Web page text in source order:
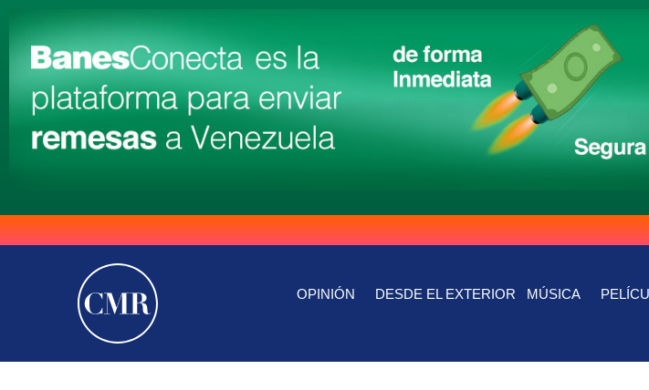
OPINIÓN DESDE EL EXTERIOR MÚSICA